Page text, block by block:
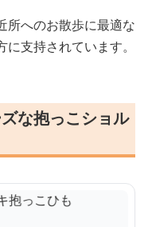
所へのお散歩に最適な
支持されています。
な抱っこショル